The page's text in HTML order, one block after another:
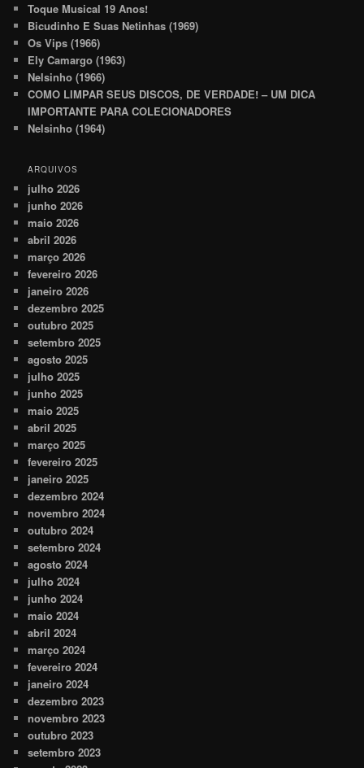
Toque Musical 19 Anos!
Bicudinho E Suas Netinhas (1969)
Os Vips (1966)
Ely Camargo (1963)
Nelsinho (1966)
COMO LIMPAR SEUS DISCOS, DE VERDADE! – UM DICA
IMPORTANTE PARA COLECIONADORES
Nelsinho (1964)
ARQUIVOS
julho 2026
junho 2026
maio 2026
abril 2026
março 2026
fevereiro 2026
janeiro 2026
dezembro 2025
outubro 2025
setembro 2025
agosto 2025
julho 2025
junho 2025
maio 2025
abril 2025
março 2025
fevereiro 2025
janeiro 2025
dezembro 2024
novembro 2024
outubro 2024
setembro 2024
agosto 2024
julho 2024
junho 2024
maio 2024
abril 2024
março 2024
fevereiro 2024
janeiro 2024
dezembro 2023
novembro 2023
outubro 2023
setembro 2023